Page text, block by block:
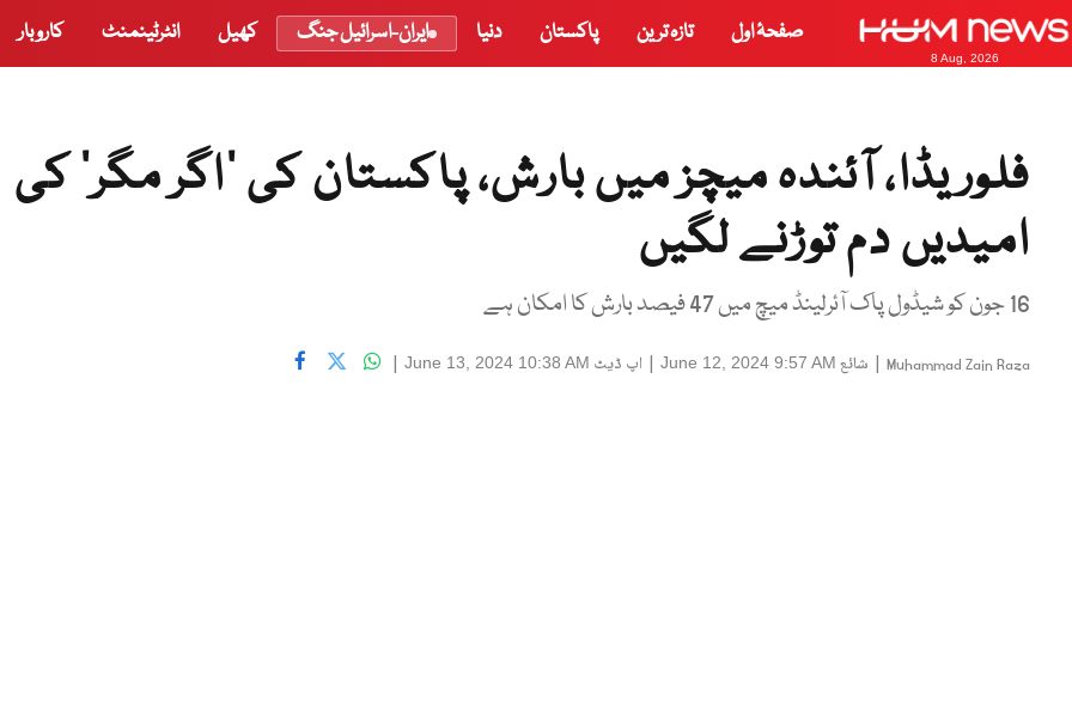
8 Aug, 2026
صفحۂ اول تازہ ترین پاکستان دنیا ایران-اسرائیل جنگ کھیل انٹرٹینمنٹ کاروبار
فلوریڈا، آئندہ میچز میں بارش، پاکستان کی ‘اگر مگر’ کی
امیدیں دم توڑنے لگیں
16 جون کو شیڈول پاک آئرلینڈ میچ میں 47 فیصد بارش کا امکان ہے
Muhammad Zain Raza
| شائع June 12, 2024 9:57 AM
| اپ ڈیٹ June 13, 2024 10:38 AM
|